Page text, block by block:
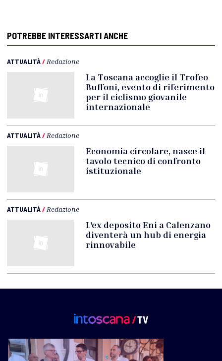
POTREBBE INTERESSARTI ANCHE
ATTUALITÀ/ Redazione
La Toscana accoglie il Trofeo
Buffoni, evento di riferimento
per il ciclismo giovanile
internazionale
ATTUALITÀ/ Redazione
Economia circolare, nasce il
tavolo tecnico di confronto
istituzionale
ATTUALITÀ/ Redazione
L'ex deposito Eni a Calenzano
diventerà un hub di energia
rinnovabile